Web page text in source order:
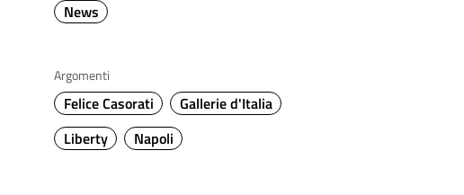
News
Argomenti
Felice Casorati
Gallerie d'Italia
Liberty
Napoli